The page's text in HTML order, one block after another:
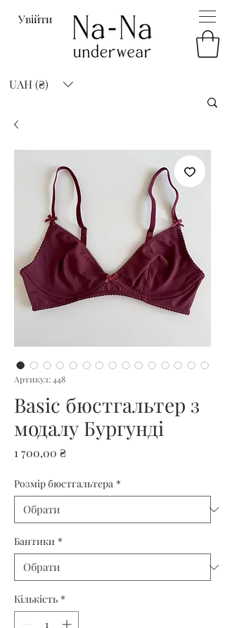
Увійти
UAH (₴)
Артикул: 448
Basic бюстгальтер з
модалу Бургунді
1 700,00 ₴Ціна
Розмір бюстгальтера *
Бантики *
Кількість *